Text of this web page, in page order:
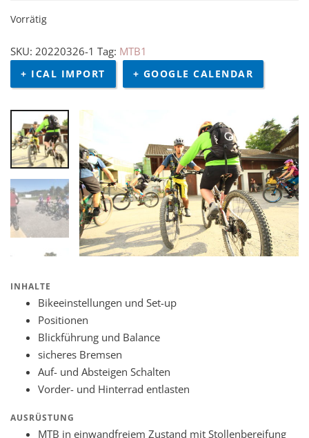
Vorrätig
SKU: 20220326-1 Tag: MTB1
+ ICAL IMPORT + GOOGLE CALENDAR
INHALTE
Bikeeinstellungen und Set-up
Positionen
Blickführung und Balance
sicheres Bremsen
Auf- und Absteigen Schalten
Vorder- und Hinterrad entlasten
AUSRÜSTUNG
MTB in einwandfreiem Zustand mit Stollenbereifung